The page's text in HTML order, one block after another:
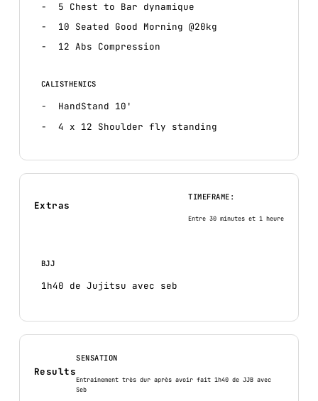
5 Chest to Bar dynamique
10 Seated Good Morning @20kg
12 Abs Compression
CALISTHENICS
HandStand 10'
4 x 12 Shoulder fly standing
Extras
TIMEFRAME:
Entre 30 minutes et 1 heure
BJJ
1h40 de Jujitsu avec seb
Results
SENSATION
Entrainement très dur après avoir fait 1h40 de JJB avec
Seb